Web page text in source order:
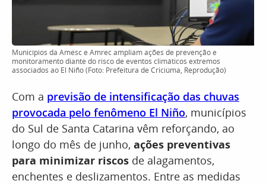
Municípios da Amesc e Amrec ampliam ações de prevenção e
monitoramento diante do risco de eventos climáticos extremos
associados ao El Niño (Foto: Prefeitura de Criciúma, Reprodução)
Com a previsão de intensificação das chuvas
provocada pelo fenômeno El Niño, municípios
do Sul de Santa Catarina vêm reforçando, ao
longo do mês de junho, ações preventivas
para minimizar riscos de alagamentos,
enchentes e deslizamentos. Entre as medidas